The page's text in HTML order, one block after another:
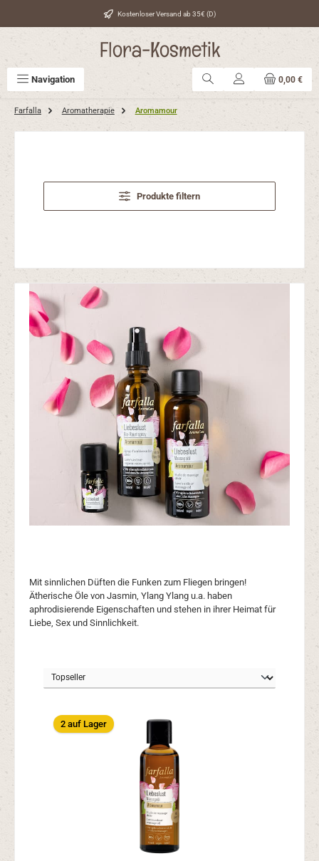
Zum Hauptinhalt springen Kostenloser Versand ab 35€ (D)
Flora-Kosmetik
Navigation 0,00 €
Farfalla Aromatherapie Aromamour
Produkte filtern
Mit sinnlichen Düften die Funken zum Fliegen bringen!
Ätherische Öle von Jasmin, Ylang Ylang u.a. haben
aphrodisierende Eigenschaften und stehen in ihrer Heimat für
Liebe, Sex und Sinnlichkeit.
2 auf Lager